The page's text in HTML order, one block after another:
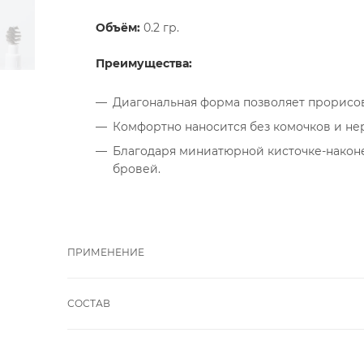
Объём: 0.2 гр.
Преимущества:
Диагональная форма позволяет
Комфортно наносится без комочков и
Благодаря миниатюрной кисточке-
бровей.
ПРИМЕНЕНИЕ
СОСТАВ